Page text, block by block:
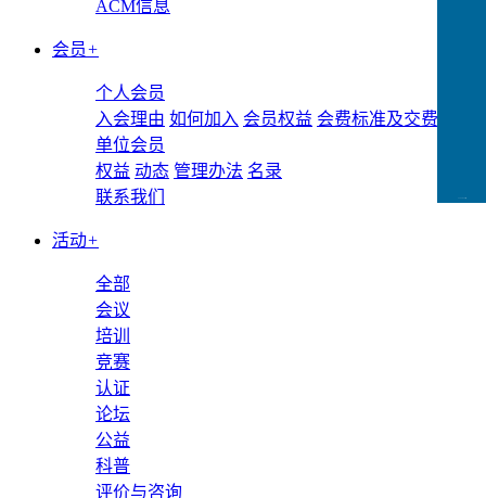
ACM信息
会员+
个人会员
入会理由 如何加入 会员权益 会费标准及交费方式
单位会员
权益 动态 管理办法 名录
联系我们
活动+
全部
会议
培训
竞赛
认证
论坛
公益
科普
评价与咨询